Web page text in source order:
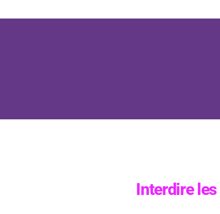
Interdire